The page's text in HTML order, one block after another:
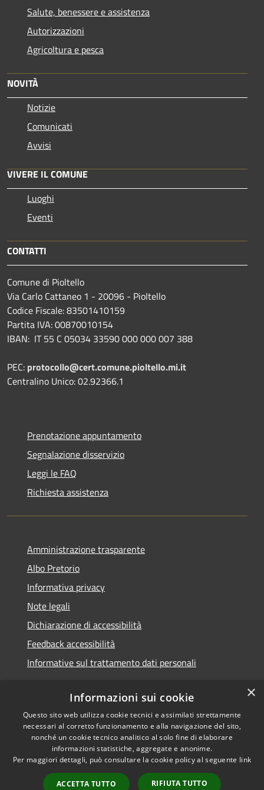
Salute, benessere e assistenza
Autorizzazioni
Agricoltura e pesca
NOVITÀ
Notizie
Comunicati
Avvisi
VIVERE IL COMUNE
Luoghi
Eventi
CONTATTI
Comune di Pioltello
Via Carlo Cattaneo 1 - 20096 - Pioltello
Codice Fiscale: 83501410159
Partita IVA: 00870010154
IBAN: IT 55 C 05034 33590 000 000 007 388
PEC: protocollo@cert.comune.pioltello.mi.it
Centralino Unico: 02.92366.1
Prenotazione appuntamento
Segnalazione disservizio
Leggi le FAQ
Richiesta assistenza
Amministrazione trasparente
Albo Pretorio
Informativa privacy
Note legali
Dichiarazione di accessibilità
Feedback accessibilità
Informative sul trattamento dati personali
RSS
Accessibilità
Cookie
Mappa del sito
Copyright © 2026 • Comune di
Pioltello • Powered by
Municipium•Accesso
redazione
×
Informazioni sui cookie
Questo sito web utilizza cookie tecnici e assimilati strettamente
necessari al corretto funzionamento e alla navigazione del sito,
nonché un cookie tecnico analitico al solo fine di elaborare
informazioni statistiche, aggregate e anonime.
Per maggiori dettagli, può consultare la cookie policy al seguente link
ACCETTA TUTTO RIFIUTA TUTTO